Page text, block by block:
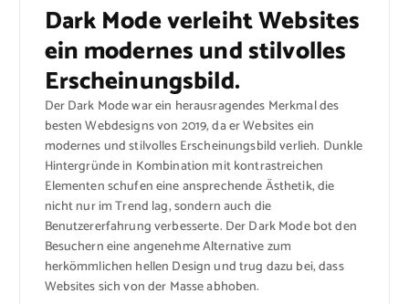
Dark Mode verleiht Websites
ein modernes und stilvolles
Erscheinungsbild.
Der Dark Mode war ein herausragendes Merkmal des
besten Webdesigns von 2019, da er Websites ein
modernes und stilvolles Erscheinungsbild verlieh. Dunkle
Hintergründe in Kombination mit kontrastreichen
Elementen schufen eine ansprechende Ästhetik, die
nicht nur im Trend lag, sondern auch die
Benutzererfahrung verbesserte. Der Dark Mode bot den
Besuchern eine angenehme Alternative zum
herkömmlichen hellen Design und trug dazu bei, dass
Websites sich von der Masse abhoben.